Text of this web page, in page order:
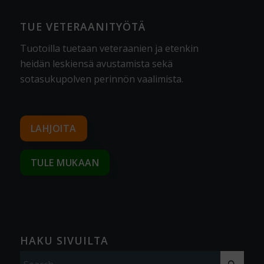
TUE VETERAANITYÖTÄ
Tuotoilla tuetaan veteraanien ja etenkin
heidän leskiensä avustamista sekä
sotasukupolven perinnön vaalimista.
LAHJOITA
TULE MUKAAN
HAKU SIVUILTA